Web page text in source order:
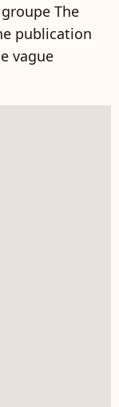
The
publication
vague